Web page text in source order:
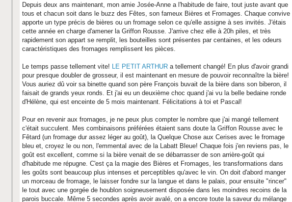
Depuis deux ans maintenant, mon amie Josée-Anne a l'habitude de faire, tout juste avant que
tous et chacun soit dans le buzz des Fêtes, son fameux Bières et Fromages. Chaque convive
apporte un type précis de bières ou un fromage selon ce qu'elle assigne à ses invités. J'étais
cette année en charge d'amener la Griffon Rousse. J'arrive chez elle à 20h piles, et très
rapidement son appart se remplit, les bouteilles sont présentes par centaines, et les odeurs
caractéristiques des fromages remplissent les pièces.
Le temps passe tellement vite! LE PETIT ARTHUR a tellement changé! En plus d'avoir grandi
pour presque doubler de grosseur, il est maintenant en mesure de pouvoir reconnaître la bière!
Vous auriez dû voir sa binette quand son père François buvait de la bière dans son biberon, il
faisait de grands yeux ronds. Et j'ai eu un deuxième choc quand j'ai vu la belle bedaine ronde
d'Hélène, qui est enceinte de 5 mois maintenant. Félicitations à toi et Pascal!
Pour en revenir aux fromages, je ne peux plus compter le nombre que j'ai mangé tellement
c'était succulent. Mes combinaisons préférées étaient sans doute la Griffon Rousse avec le
Fêtard (un fromage dur assez léger au goût), la Quelque Chose aux Cerises avec le fromage
bleu et, croyez le ou non, l'emmental avec de la Labatt Bleue! Chaque fois j'en reviens pas, le
goût est excellent, comme si la bière venait de se débarrasser de son arrière-goût qui
d'habitude me répugne. C'est ça la magie des Bières et Fromages, les transformations dans
les goûts sont beaucoup plus intenses et perceptibles qu'avec le vin. On doit d'abord manger
un morceau de fromage, le laisser fondre sur la langue et dans le palais, pour ensuite "rincer"
le tout avec une gorgée de houblon soigneusement disposée dans les moindres recoins de la
parois buccale. Même 5 secondes après avoir avalé, on a encore toute la saveur du mélange